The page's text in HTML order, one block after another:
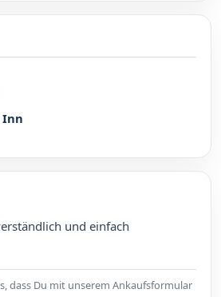
Inn
und einfach
dass Du mit unserem Ankaufsformular